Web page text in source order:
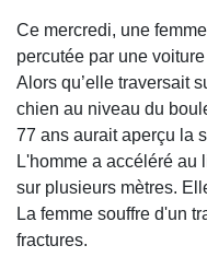
Ce mercredi, une
percutée par une
Alors qu’elle traversait
chien au niveau du
77 ans aurait aperçu la
L'homme a accéléré au
sur plusieurs mètres.
La femme souffre d'un
fractures.